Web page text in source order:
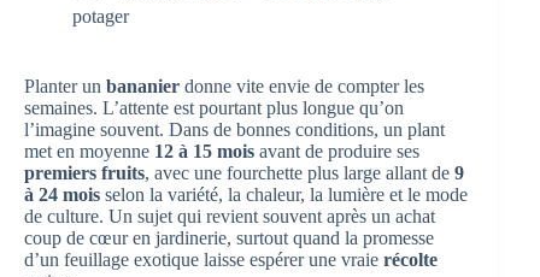
potager
Planter un bananier donne vite envie de compter les
semaines. L’attente est pourtant plus longue qu’on
l’imagine souvent. Dans de bonnes conditions, un plant
met en moyenne 12 à 15 mois avant de produire ses
premiers fruits, avec une fourchette plus large allant de 9
à 24 mois selon la variété, la chaleur, la lumière et le mode
de culture. Un sujet qui revient souvent après un achat
coup de cœur en jardinerie, surtout quand la promesse
d’un feuillage exotique laisse espérer une vraie récolte